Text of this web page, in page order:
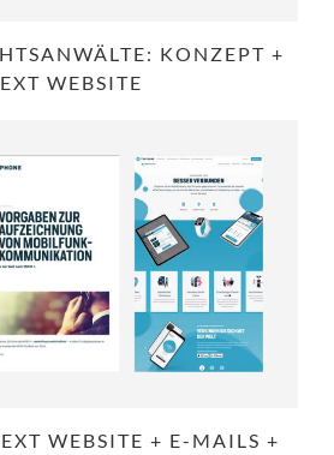
KONZEPT +
WEBSITE
WEBSITE + E-MAILS +